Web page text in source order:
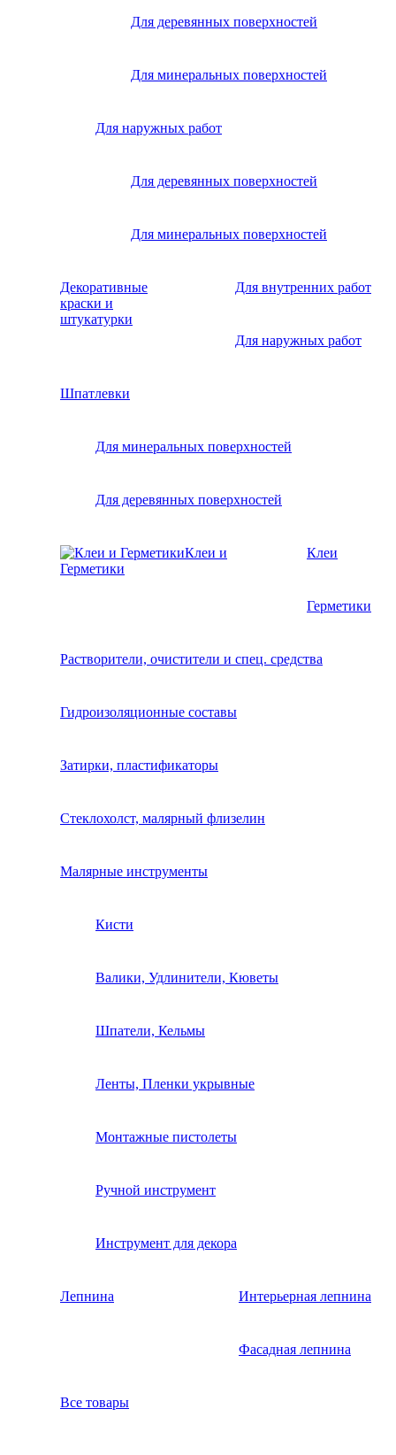
Для деревянных поверхностей
Для минеральных поверхностей
Для наружных работ
Для деревянных поверхностей
Для минеральных поверхностей
Декоративные
краски и
штукатурки
Для внутренних работ
Для наружных работ
Шпатлевки
Для минеральных поверхностей
Для деревянных поверхностей
Клеи и
Герметики
Клеи
Герметики
Растворители, очистители и спец. средства
Гидроизоляционные составы
Затирки, пластификаторы
Стеклохолст, малярный флизелин
Малярные инструменты
Кисти
Валики, Удлинители, Кюветы
Шпатели, Кельмы
Ленты, Пленки укрывные
Монтажные пистолеты
Ручной инструмент
Инструмент для декора
Лепнина Интерьерная лепнина
Фасадная лепнина
Все товары